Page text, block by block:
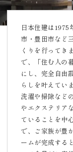
日本住建は1975
市・豊田市など
くりを行ってき
で、「住む人の
にし、完全自由
らしを叶えてい
洗濯や掃除など
やエクステリア
ていることを中
で、ご家族が豊
ームが完成する